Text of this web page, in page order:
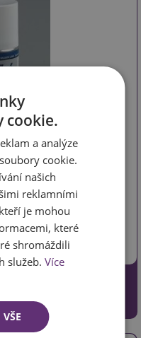
pěna s plynem
spár, montáž
potrubních systémů,
prostupů ve z…
cookie.
a analýze
cookie.
našich
reklamními
je mohou
které
shromáždili
služeb.Více